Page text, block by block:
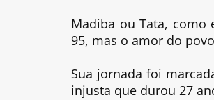
Madiba ou Tata, como
95, mas o amor do
Sua jornada foi
injusta que durou 27